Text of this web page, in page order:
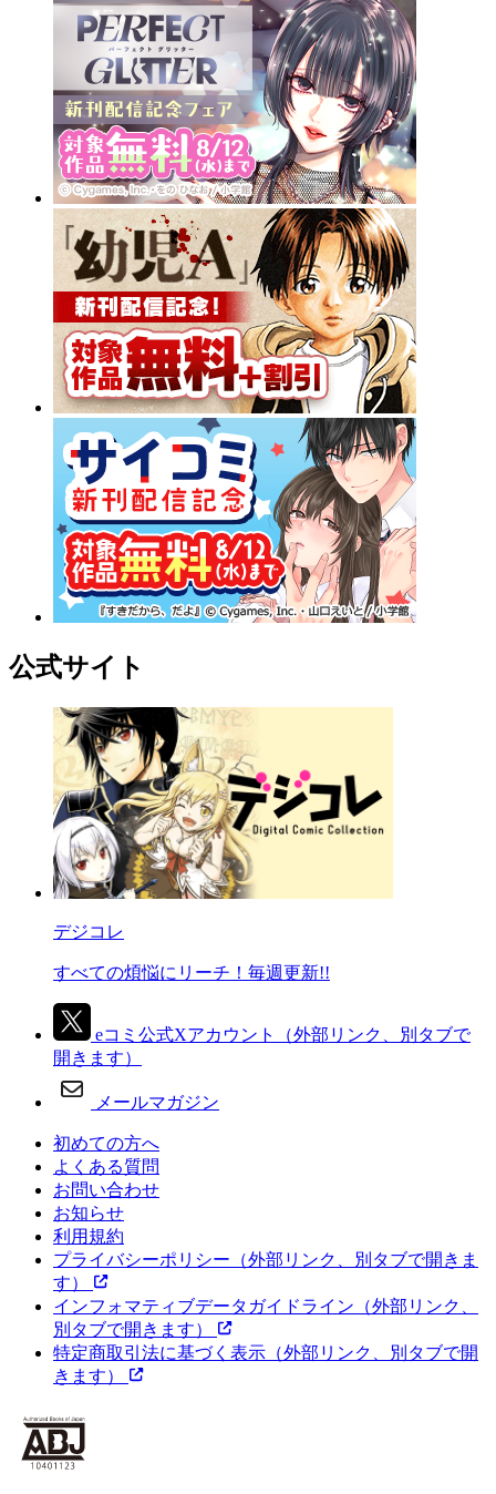
公式サイト
デジコレ
すべての煩悩にリーチ！毎週更新!!
eコミ公式Xアカウント
（外部リンク、別タブで
開きます）
メールマガジン
初めての方へ
よくある質問
お問い合わせ
お知らせ
利用規約
プライバシーポリシー （外部リンク、別タブで開きま
す）
インフォマティブデータガイドライン （外部リンク、
別タブで開きます）
特定商取引法に基づく表示 （外部リンク、別タブで開
きます）